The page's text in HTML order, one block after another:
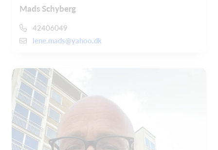
Mads Schyberg
42406049
lene.mads@yahoo.dk